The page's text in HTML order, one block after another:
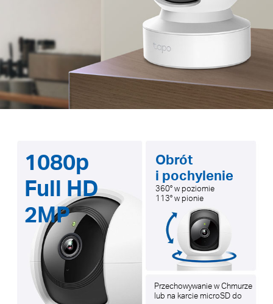
1080p
Full HD
2MP
Obrót
i pochylenie
360° w poziomie
113° w pionie
Przechowywanie w Chmurze
lub na karcie microSD do